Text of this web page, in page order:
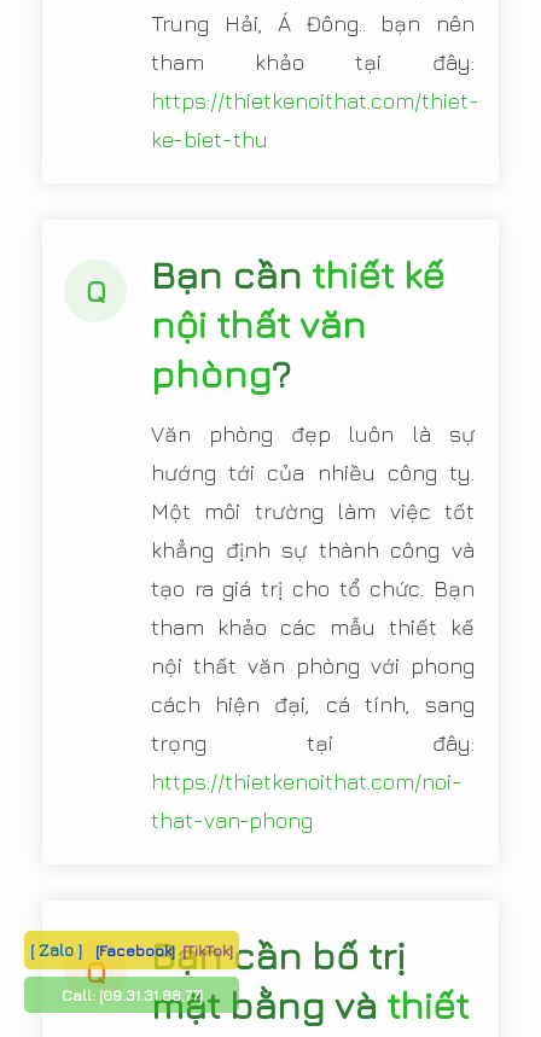
Trung Hải, Á Đông.. bạn nên
tham khảo tại đây:
https://thietkenoithat.com/thiet-
ke-biet-thu
Q Bạn cần thiết kế
nội thất văn
phòng?
Văn phòng đẹp luôn là sự
hướng tới của nhiều công ty.
Một môi trường làm việc tốt
khẳng định sự thành công và
tạo ra giá trị cho tổ chức. Bạn
tham khảo các mẫu thiết kế
nội thất văn phòng với phong
cách hiện đại, cá tính, sang
trọng tại đây:
https://thietkenoithat.com/noi-
that-van-phong
Q
Bạn cần bố trị
mặt bằng và thiết
[ Zalo ] [Facebook] [TikTok]
Call: [09.31.31.88.77]